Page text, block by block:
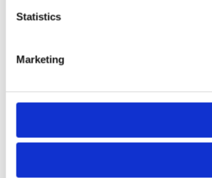
Statistics
Marketing